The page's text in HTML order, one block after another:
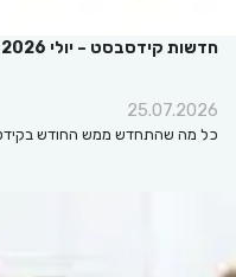
חדשות קידסבסט – יולי 2026
25.07.2026
כל מה שהתחדש ממש החודש